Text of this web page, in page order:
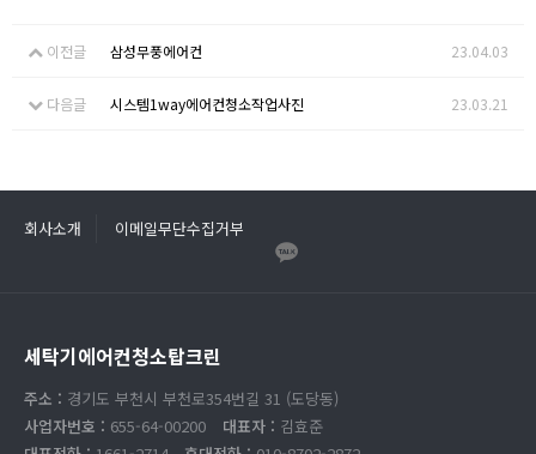
이전글 삼성무풍에어컨 23.04.03
다음글 시스템1way에어컨청소작업사진 23.03.21
회사소개 이메일무단수집거부
세탁기에어컨청소탑크린
주소 : 경기도 부천시 부천로354번길 31 (도당동)
사업자번호 : 655-64-00200 대표자 : 김효준